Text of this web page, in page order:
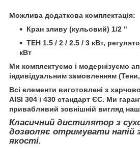
Можлива додаткова комплектація:
Кран зливу (кульовий) 1/2 "
ТЕН 1.5 / 2 / 2.5 / 3 кВт,
кВт
Ми комплектуємо і модернізуємо
індивідуальним замовленням
Всі елементи виготовлені з
AISI 304 і 430 стандарт ЄС. Ми
привабливий зовнішній вигляд
Класичний дистилятор з
дозволяє отримувати напій
якості.